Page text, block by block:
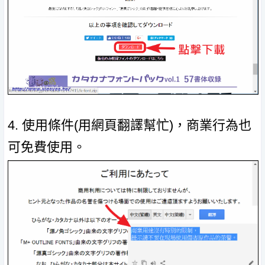
4. 使用條件(用網頁翻譯幫忙)，商業行為也
可免費使用。